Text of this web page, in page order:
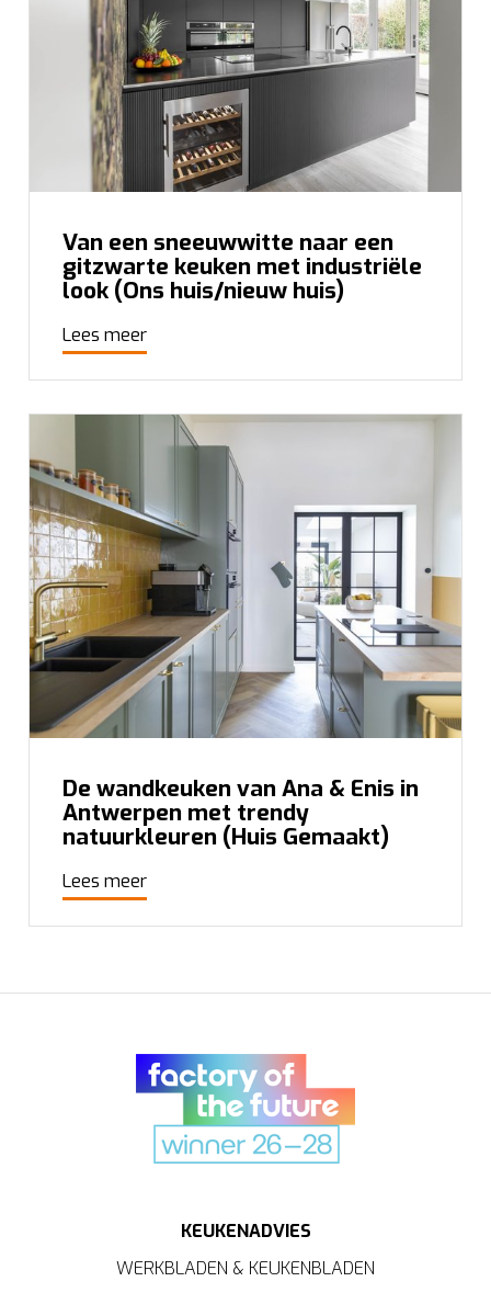
Van een sneeuwwitte naar een
gitzwarte keuken met industriële
look (Ons huis/nieuw huis)
Lees meer
De wandkeuken van Ana & Enis in
Antwerpen met trendy
natuurkleuren (Huis Gemaakt)
Lees meer
KEUKENADVIES
WERKBLADEN & KEUKENBLADEN